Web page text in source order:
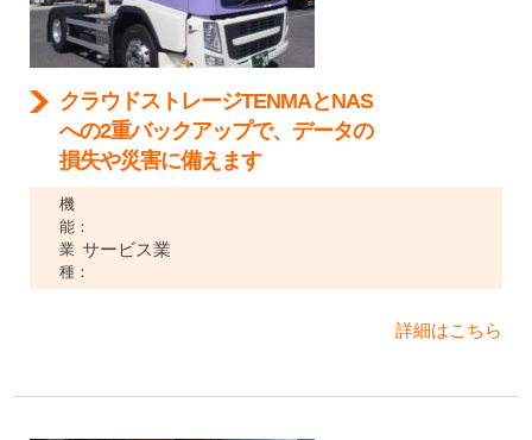
クラウドストレージTENMAとNAS
への2重バックアップで、データの
損失や災害に備えます
機
能：
業
種：
サービス業
詳細はこちら